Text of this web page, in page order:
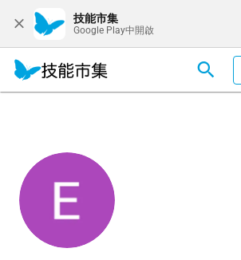
技能市集
Google Play中開啟